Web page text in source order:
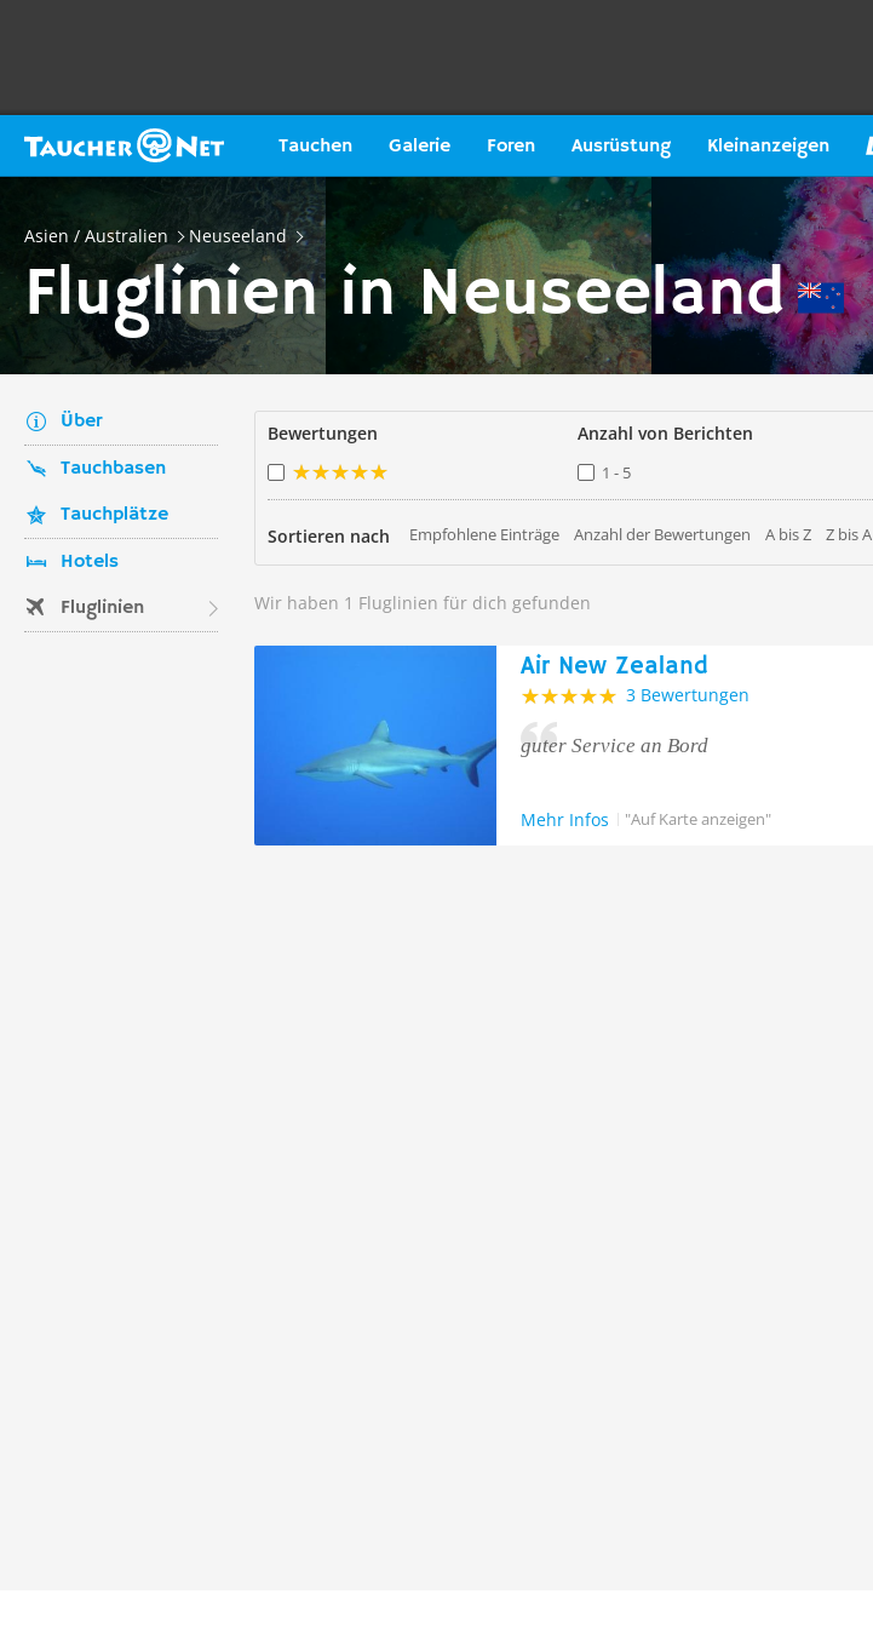
Tauchen Galerie Foren Ausrüstung Kleinanzeigen
Asien / Australien Neuseeland
Fluglinien in Neuseeland
Über
Tauchbasen
Tauchplätze
Hotels
Fluglinien
Bewertungen Anzahl von Berichten
1 - 5
Sortieren nach Empfohlene Einträge Anzahl der Bewertungen A bis Z Z bis A
Wir haben 1 Fluglinien für dich gefunden
Air New Zealand
3 Bewertungen
guter Service an Bord
Mehr Infos "Auf Karte anzeigen"